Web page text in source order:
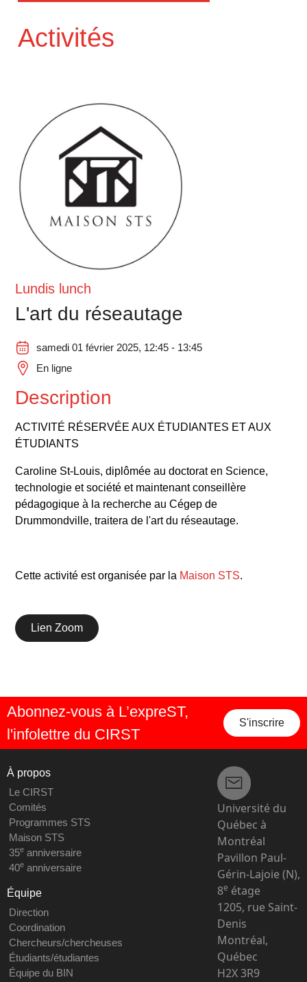
Activités
Lundis lunch
L'art du réseautage
samedi 01 février 2025, 12:45 - 13:45
En ligne
Description
ACTIVITÉ RÉSERVÉE AUX ÉTUDIANTES ET AUX
ÉTUDIANTS
Caroline St-Louis, diplômée au doctorat en Science,
technologie et société et maintenant conseillère
pédagogique à la recherche au Cégep de
Drummondville, traitera de l'art du réseautage.
Cette activité est organisée par la Maison STS.
Lien Zoom
Abonnez-vous à L’expreST,
l'infolettre du CIRST
S'inscrire
À propos
Le CIRST
Comités
Programmes STS
Maison STS
35eanniversaire
40eanniversaire
Équipe
Direction
Coordination
Chercheurs/chercheuses
Étudiants/étudiantes
Équipe du BIN
Université du
Québec à
Montréal
Pavillon Paul-
Gérin-Lajoie (N),
8e étage
1205, rue Saint-
Denis
Montréal,
Québec
H2X 3R9